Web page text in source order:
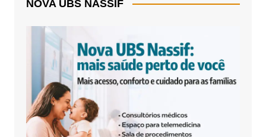
NOVA UBS NASSIF